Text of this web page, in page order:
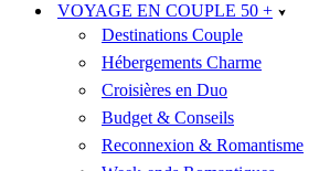
VOYAGE EN COUPLE 50 +
Destinations Couple
Hébergements Charme
Croisières en Duo
Budget & Conseils
Reconnexion & Romantisme